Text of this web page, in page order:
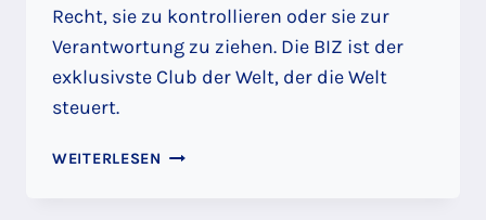
Recht, sie zu kontrollieren oder sie zur
Verantwortung zu ziehen. Die BIZ ist der
exklusivste Club der Welt, der die Welt
steuert.
WEITERLESEN DER